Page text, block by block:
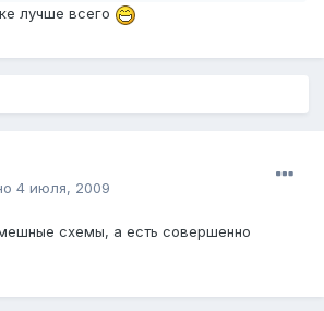
лучше всего
4 июля, 2009
схемы, а есть совершенно